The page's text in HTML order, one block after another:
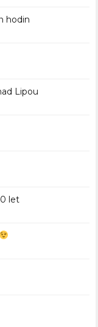
hodin
Lipou
let